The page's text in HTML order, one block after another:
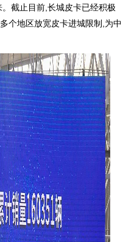
截止目前,长城皮卡已经积极
个地区放宽皮卡进城限制,为中